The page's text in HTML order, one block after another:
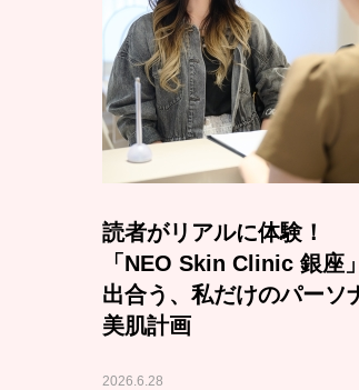
読者がリアルに体験！
「NEO Skin Clinic 銀座
出合う、私だけのパーソ
美肌計画
2026.6.28